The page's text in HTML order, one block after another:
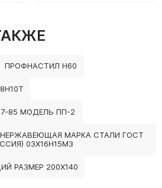
ПРОФНАСТИЛ Н60
85 МОДЕЛЬ ПП-2
МАРКА СТАЛИ ГОСТ
03Х16Н15М3
РАЗМЕР 200Х140